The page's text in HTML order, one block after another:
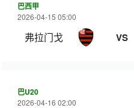
巴西甲
2026-04-15 05:00
弗拉门戈 VS
巴U20
2026-04-16 02:00